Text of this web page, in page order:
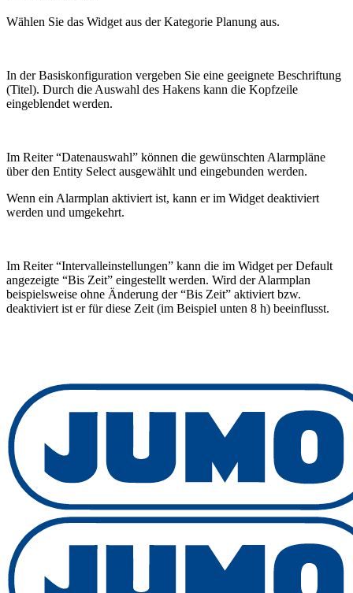
Wählen Sie das Widget aus der Kategorie Planung aus.
In der Basiskonfiguration vergeben Sie eine geeignete Beschriftung
(Titel). Durch die Auswahl des Hakens kann die Kopfzeile
eingeblendet werden.
Im Reiter “Datenauswahl” können die gewünschten Alarmpläne
über den Entity Select ausgewählt und eingebunden werden.
Wenn ein Alarmplan aktiviert ist, kann er im Widget deaktiviert
werden und umgekehrt.
Im Reiter “Intervalleinstellungen” kann die im Widget per Default
angezeigte “Bis Zeit” eingestellt werden. Wird der Alarmplan
beispielsweise ohne Änderung der “Bis Zeit” aktiviert bzw.
deaktiviert ist er für diese Zeit (im Beispiel unten 8 h) beeinflusst.